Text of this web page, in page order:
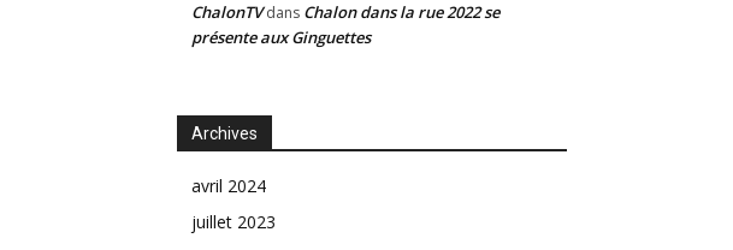
ChalonTVdans Chalon dans la rue 2022 se
présente aux Ginguettes
Archives
avril 2024
juillet 2023